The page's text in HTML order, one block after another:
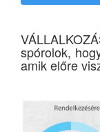
spórolok,
amik előre